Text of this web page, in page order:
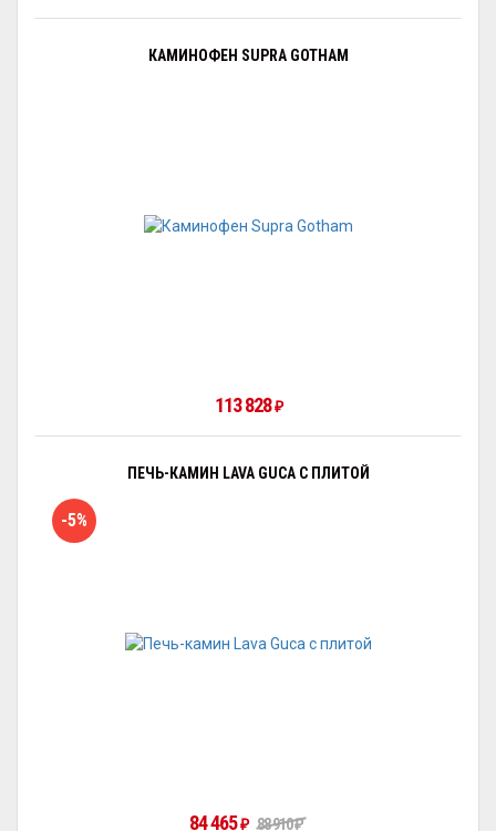
КАМИНОФЕН SUPRA GOTHAM
113 828₽
ПЕЧЬ-КАМИН LAVA GUCA С ПЛИТОЙ
-5%
84 465₽ 88 910₽